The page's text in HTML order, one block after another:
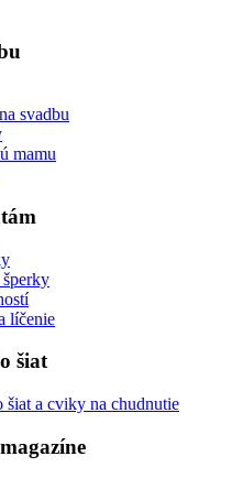
svadbu
mamu
šperky
líčenie
šiat
a cviky na chudnutie